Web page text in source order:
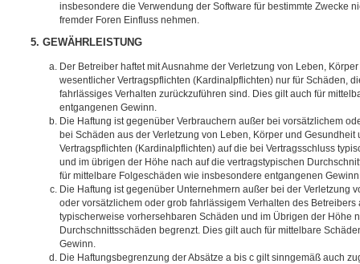
insbesondere die Verwendung der Software für bestimmte Zwecke
fremder Foren Einfluss nehmen.
5. GEWÄHRLEISTUNG
Der Betreiber haftet mit Ausnahme der Verletzung von Leben,
wesentlicher Vertragspflichten (Kardinalpflichten) nur für Schäden,
fahrlässiges Verhalten zurückzuführen sind. Dies gilt auch für
entgangenen Gewinn.
Die Haftung ist gegenüber Verbrauchern außer bei vorsätzlichem
bei Schäden aus der Verletzung von Leben, Körper und
Vertragspflichten (Kardinalpflichten) auf die bei Vertragsschluss
und im übrigen der Höhe nach auf die vertragstypischen
für mittelbare Folgeschäden wie insbesondere entgangenen
Die Haftung ist gegenüber Unternehmern außer bei der Verletzung
oder vorsätzlichem oder grob fahrlässigem Verhalten des Betreibers
typischerweise vorhersehbaren Schäden und im Übrigen der Höhe
Durchschnittsschäden begrenzt. Dies gilt auch für mittelbare
Gewinn.
Die Haftungsbegrenzung der Absätze a bis c gilt sinngemäß auch